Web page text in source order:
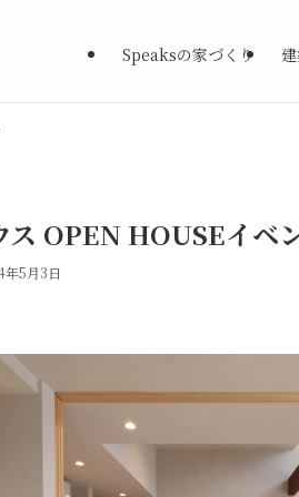
Speaksの家づくり
ス OPEN HOUSEイベ
年5月3日